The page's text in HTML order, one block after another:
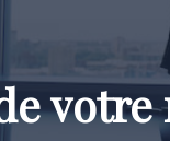
votre